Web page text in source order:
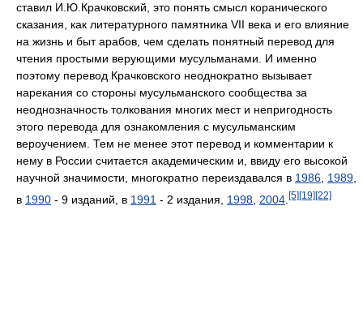
ставил И.Ю.Крачковский, это понять смысл коранического
сказания, как литературного памятника VII века и его влияние
на жизнь и быт арабов, чем сделать понятный перевод для
чтения простыми верующими мусульманами. И именно
поэтому перевод Крачковского неоднократно вызывает
нарекания со стороны мусульманского сообщества за
неоднозначность толкования многих мест и непригодность
этого перевода для ознакомления с мусульманским
вероучением. Тем не менее этот перевод и комментарии к
нему в России считается академическим и, ввиду его высокой
научной значимости, многократно переиздавался в 1986 1989
в 1990 - 9 изданий, в 1991 - 2 издания, 1998 2004 [5][19][22]